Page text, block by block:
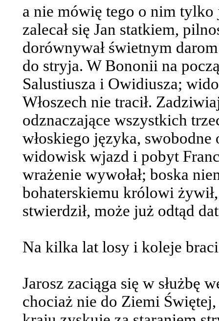
a nie mówię tego o nim
zalecał się Jan statkiem,
dorównywał świetnym
do stryja. W Bononii na
Salustiusza i Owidiusza;
Włoszech nie tracił.
odznaczające wszystkich
włoskiego języka,
widowisk wjazd i pobyt
wrażenie wywołał; boska
bohaterskiemu królowi
stwierdził, może już odtąd
Na kilka lat losy i koleje braci
Jarosz zaciąga się w służbę
chociaż nie do Ziemi